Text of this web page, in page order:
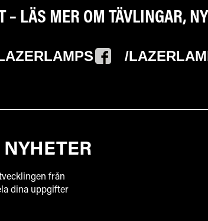
LÄS MER OM TÄVLINGAR,
/
från
dina uppgifter